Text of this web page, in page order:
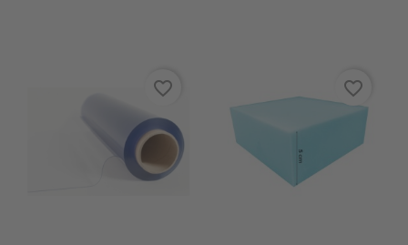
favorite_border favorite_border